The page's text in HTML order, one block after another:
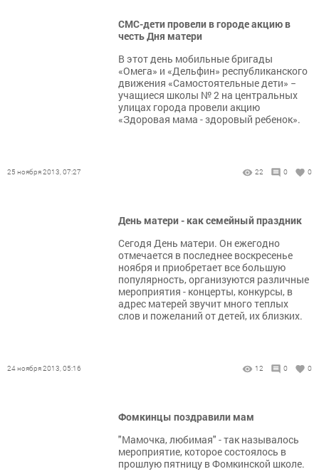
СМС-дети провели в городе акцию в
честь Дня матери
В этот день мобильные бригады
«Омега» и «Дельфин» республиканского
движения «Самостоятельные дети» −
учащиеся школы № 2 на центральных
улицах города провели акцию
«Здоровая мама - здоровый ребенок».
25 ноября 2013, 07:27 22 0 0
День матери - как семейный праздник
Сегодя День матери. Он ежегодно
отмечается в последнее воскресенье
ноября и приобретает все большую
популярность, организуются различные
мероприятия - концерты, конкурсы, в
адрес матерей звучит много теплых
слов и пожеланий от детей, их близких.
24 ноября 2013, 05:16 12 0 0
Фомкинцы поздравили мам
"Мамочка, любимая" - так называлось
мероприятие, которое состоялось в
прошлую пятницу в Фомкинской школе.